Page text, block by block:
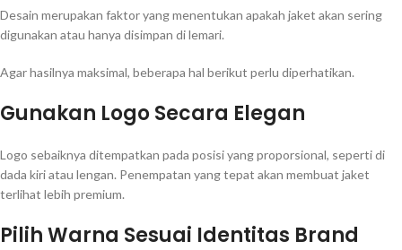
Desain merupakan faktor yang menentukan apakah jaket akan sering
digunakan atau hanya disimpan di lemari.
Agar hasilnya maksimal, beberapa hal berikut perlu diperhatikan.
Gunakan Logo Secara Elegan
Logo sebaiknya ditempatkan pada posisi yang proporsional, seperti di
dada kiri atau lengan. Penempatan yang tepat akan membuat jaket
terlihat lebih premium.
Pilih Warna Sesuai Identitas Brand